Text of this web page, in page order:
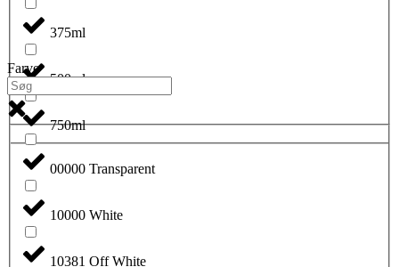
375ml
500ml
750ml
Farve
00000 Transparent
10000 White
10381 Off White